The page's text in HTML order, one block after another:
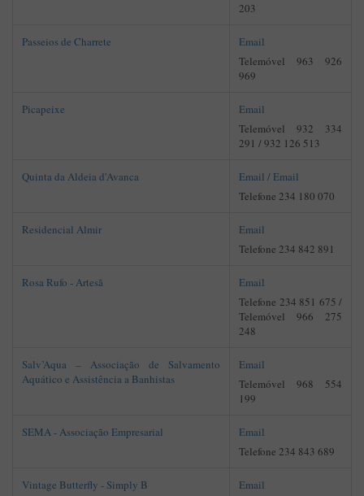
203
Passeios de Charrete
Email
Telemóvel 963 926
969
Picapeixe
Email
Telemóvel 932 334
291 / 932 126 513
Quinta da Aldeia d'Avanca Email / Email
Telefone 234 180 070
Residencial Almir
Email
Telefone 234 842 891
Rosa Rufo - Artesã
Email
Telefone 234 851 675 /
Telemóvel 966 275
248
Salv’Aqua – Associação de Salvamento
Aquático e Assistência a Banhistas
Email
Telemóvel 968 554
199
SEMA - Associação Empresarial
Email
Telefone 234 843 689
Vintage Butterfly - Simply B
Email